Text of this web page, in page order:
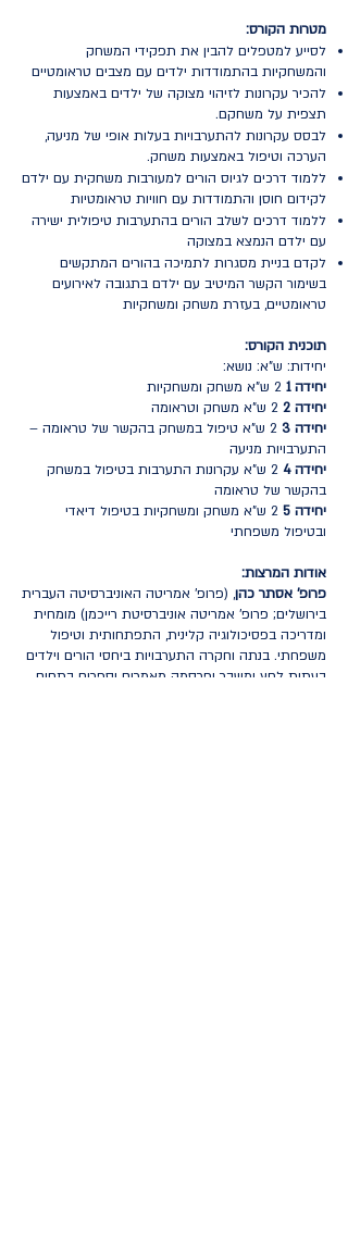
מטרות הקורס:
לסייע למטפלים להבין את תפקידי המשחק
והמשחקיות בהתמודדות ילדים עם מצבים טראומטיים
להכיר עקרונות לזיהוי מצוקה של ילדים באמצעות
תצפית על משחקם.
לבסס עקרונות להתערבויות בעלות אופי של מניעה,
הערכה וטיפול באמצעות משחק.
ללמוד דרכים לגיוס הורים למעורבות משחקית עם ילדם
לקידום חוסן והתמודדות עם חוויות טראומטיות
ללמוד דרכים לשלב הורים בהתערבות טיפולית ישירה
עם ילדם הנמצא במצוקה
לקדם בניית מסגרות לתמיכה בהורים המתקשים
בשימור הקשר המיטיב עם ילדם בתגובה לאירועים
טראומטיים, בעזרת משחק ומשחקיות
תוכנית הקורס:
יחידות: ש"א: נושא:
יחידה 1
יחידה 2
יחידה 3
2 ש"א טיפול במשחק בהקשר של טראומה –
התערבויות מניעה
יחידה 4
2 ש"א עקרונות התערבות בטיפול במשחק
בהקשר של טראומה
יחידה 5
2 ש"א משחק ומשחקיות בטיפול דיאדי
ובטיפול משפחתי
אודות המרצות:
פרופ' אסתר כהן, (פרופ' אמריטה האוניברסיטה העברית
בירושלים; פרופ' אמריטה אוניברסיטת רייכמן) מומחית
ומדריכה בפסיכולוגיה קלינית, התפתחותית וטיפול
משפחתי. בנתה וחקרה התערבויות ביחסי הורים וילדים
בעתות לחץ ומשבר ופרסמה מאמרים וספרים בתחום